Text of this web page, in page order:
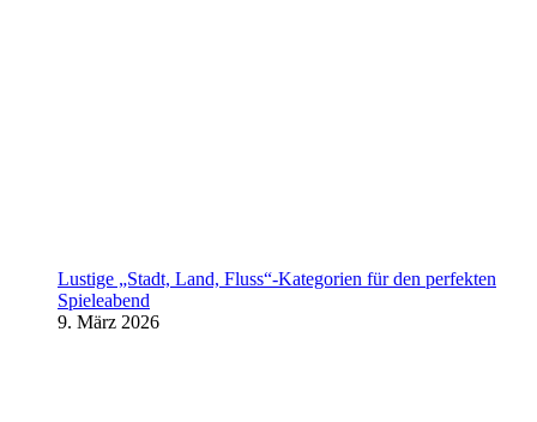
Lustige „Stadt, Land, Fluss“-Kategorien für den perfekten
Spieleabend
9. März 2026